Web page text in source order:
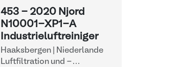
453 - 2020 Njord
N10001-XP1-A
Industrieluftreiniger
Haaksbergen | Niederlande
Luftfiltration und -